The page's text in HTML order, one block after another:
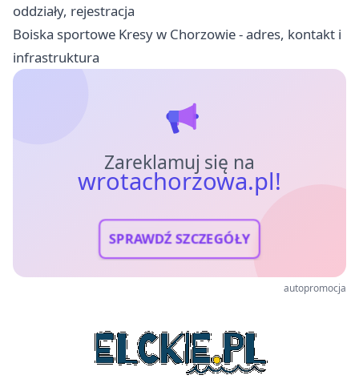
oddziały, rejestracja
Boiska sportowe Kresy w Chorzowie - adres, kontakt i
infrastruktura
Zareklamuj się na
wrotachorzowa.pl!
SPRAWDŹ SZCZEGÓŁY
autopromocja